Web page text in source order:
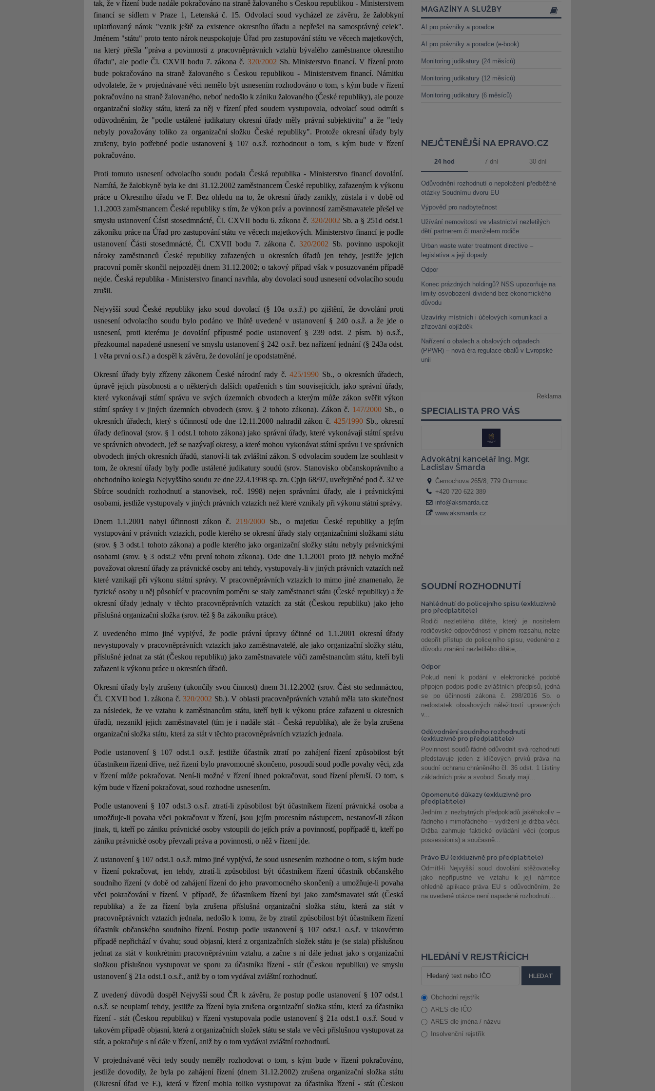
tak, že v řízení bude nadále pokračováno na straně žalovaného s Českou republikou - Ministerstvem
financí se sídlem v Praze 1, Letenská č. 15. Odvolací soud vycházel ze závěru, že žalobkyní
uplatňovaný nárok "vznik ještě za existence okresního úřadu a nepřešel na samosprávný celek".
Jménem "státu" proto tento nárok neuspokojuje Úřad pro zastupování státu ve věcech majetkových,
na který přešla "práva a povinnosti z pracovněprávních vztahů bývalého zaměstnance okresního
úřadu", ale podle Čl. CXVII bodu 7. zákona č. 320/2002 Sb. Ministerstvo financí. V řízení proto
bude pokračováno na straně žalovaného s Českou republikou - Ministerstvem financí. Námitku
odvolatele, že v projednávané věci nemělo být usnesením rozhodováno o tom, s kým bude v řízení
pokračováno na straně žalovaného, neboť nedošlo k zániku žalovaného (České republiky), ale pouze
organizační složky státu, která za něj v řízení před soudem vystupovala, odvolací soud odmítl s
odůvodněním, že "podle ustálené judikatury okresní úřady měly právní subjektivitu" a že "tedy
nebyly považovány toliko za organizační složku České republiky". Protože okresní úřady byly
zrušeny, bylo potřebné podle ustanovení § 107 o.s.ř. rozhodnout o tom, s kým bude v řízení
pokračováno.
Proti tomuto usnesení odvolacího soudu podala Česká republika - Ministerstvo financí dovolání.
Namítá, že žalobkyně byla ke dni 31.12.2002 zaměstnancem České republiky, zařazeným k výkonu
práce u Okresního úřadu ve F. Bez ohledu na to, že okresní úřady zanikly, zůstala i v době od
1.1.2003 zaměstnancem České republiky s tím, že výkon práv a povinností zaměstnavatele přešel ve
smyslu ustanovení Části stosedmnácté, Čl. CXVII bodu 6. zákona č. 320/2002 Sb. a § 251d odst.1
zákoníku práce na Úřad pro zastupování státu ve věcech majetkových. Ministerstvo financí je podle
ustanovení Části stosedmnácté, Čl. CXVII bodu 7. zákona č.320/2002 Sb. povinno uspokojit
nároky zaměstnanců České republiky zařazených u okresních úřadů jen tehdy, jestliže jejich
pracovní poměr skončil nejpozději dnem 31.12.2002; o takový případ však v posuzovaném případě
nejde. Česká republika - Ministerstvo financí navrhla, aby dovolací soud usnesení odvolacího soudu
zrušil.
Nejvyšší soud České republiky jako soud dovolací (§ 10a o.s.ř.) po zjištění, že dovolání proti
usnesení odvolacího soudu bylo podáno ve lhůtě uvedené v ustanovení § 240 o.s.ř. a že jde o
usnesení, proti kterému je dovolání přípustné podle ustanovení § 239 odst. 2 písm. b) o.s.ř.,
přezkoumal napadené usnesení ve smyslu ustanovení § 242 o.s.ř. bez nařízení jednání (§ 243a odst.
1 věta první o.s.ř.) a dospěl k závěru, že dovolání je opodstatněné.
Okresní úřady byly zřízeny zákonem České národní rady č.425/1990 Sb., o okresních úřadech,
úpravě jejich působnosti a o některých dalších opatřeních s tím souvisejících, jako správní úřady,
které vykonávají státní správu ve svých územních obvodech a kterým může zákon svěřit výkon
státní správy i v jiných územních obvodech (srov. § 2 tohoto zákona). Zákon č. 147/2000 Sb., o
okresních úřadech, který s účinností ode dne 12.11.2000 nahradil zákon č.425/1990 Sb., okresní
úřady definoval (srov. § 1 odst.1 tohoto zákona) jako správní úřady, které vykonávají státní správu
ve správních obvodech, jež se nazývají okresy, a které mohou vykonávat státní správu i ve správních
obvodech jiných okresních úřadů, stanoví-li tak zvláštní zákon. S odvolacím soudem lze souhlasit v
tom, že okresní úřady byly podle ustálené judikatury soudů (srov. Stanovisko občanskoprávního a
obchodního kolegia Nejvyššího soudu ze dne 22.4.1998 sp. zn. Cpjn 68/97, uveřejněné pod č. 32 ve
Sbírce soudních rozhodnutí a stanovisek, roč. 1998) nejen správními úřady, ale i právnickými
osobami, jestliže vystupovaly v jiných právních vztazích než které vznikaly při výkonu státní správy.
Dnem 1.1.2001 nabyl účinnosti zákon č. 219/2000Sb., o majetku České republiky a jejím
vystupování v právních vztazích, podle kterého se okresní úřady staly organizačními složkami státu
(srov. § 3 odst.1 tohoto zákona) a podle kterého jako organizační složky státu nebyly právnickými
osobami (srov. § 3 odst.2 větu první tohoto zákona). Ode dne 1.1.2001 proto již nebylo možné
považovat okresní úřady za právnické osoby ani tehdy, vystupovaly-li v jiných právních vztazích než
které vznikají při výkonu státní správy. V pracovněprávních vztazích to mimo jiné znamenalo, že
fyzické osoby u něj působící v pracovním poměru se staly zaměstnanci státu (České republiky) a že
okresní úřady jednaly v těchto pracovněprávních vztazích za stát (Českou republiku) jako jeho
příslušná organizační složka (srov. též § 8a zákoníku práce).
Z uvedeného mimo jiné vyplývá, že podle právní úpravy účinné od 1.1.2001 okresní úřady
nevystupovaly v pracovněprávních vztazích jako zaměstnavatelé, ale jako organizační složky státu,
příslušné jednat za stát (Českou republiku) jako zaměstnavatele vůči zaměstnancům státu, kteří byli
zařazeni k výkonu práce u okresních úřadů.
Okresní úřady byly zrušeny (ukončily svou činnost) dnem 31.12.2002 (srov. Část sto sedmnáctou,
Čl. CXVII bod 1. zákona č.320/2002 Sb.). V oblasti pracovněprávních vztahů měla tato skutečnost
za následek, že ve vztahu k zaměstnancům státu, kteří byli k výkonu práce zařazeni u okresních
úřadů, nezanikl jejich zaměstnavatel (tím je i nadále stát - Česká republika), ale že byla zrušena
organizační složka státu, která za stát v těchto pracovněprávních vztazích jednala.
Podle ustanovení § 107 odst.1 o.s.ř. jestliže účastník ztratí po zahájení řízení způsobilost být
účastníkem řízení dříve, než řízení bylo pravomocně skončeno, posoudí soud podle povahy věci, zda
v řízení může pokračovat. Není-li možné v řízení ihned pokračovat, soud řízení přeruší. O tom, s
kým bude v řízení pokračovat, soud rozhodne usnesením.
Podle ustanovení § 107 odst.3 o.s.ř. ztratí-li způsobilost být účastníkem řízení právnická osoba a
umožňuje-li povaha věci pokračovat v řízení, jsou jejím procesním nástupcem, nestanoví-li zákon
jinak, ti, kteří po zániku právnické osoby vstoupili do jejích práv a povinností, popřípadě ti, kteří po
zániku právnické osoby převzali práva a povinnosti, o něž v řízení jde.
Z ustanovení § 107 odst.1 o.s.ř. mimo jiné vyplývá, že soud usnesením rozhodne o tom, s kým bude
v řízení pokračovat, jen tehdy, ztratí-li způsobilost být účastníkem řízení účastník občanského
soudního řízení (v době od zahájení řízení do jeho pravomocného skončení) a umožňuje-li povaha
věci pokračování v řízení. V případě, že účastníkem řízení byl jako zaměstnavatel stát (Česká
republika) a že za řízení byla zrušena příslušná organizační složka státu, která za stát v
pracovněprávních vztazích jednala, nedošlo k tomu, že by ztratil způsobilost být účastníkem řízení
účastník občanského soudního řízení. Postup podle ustanovení § 107 odst.1 o.s.ř. v takovémto
případě nepřichází v úvahu; soud objasní, která z organizačních složek státu je (se stala) příslušnou
jednat za stát v konkrétním pracovněprávním vztahu, a začne s ní dále jednat jako s organizační
složkou příslušnou vystupovat ve sporu za účastníka řízení - stát (Českou republiku) ve smyslu
ustanovení § 21a odst.1 o.s.ř., aniž by o tom vydával zvláštní rozhodnutí.
Z uvedený důvodů dospěl Nejvyšší soud ČR k závěru, že postup podle ustanovení § 107 odst.1
o.s.ř. se neuplatní tehdy, jestliže za řízení byla zrušena organizační složka státu, která za účastníka
řízení - stát (Českou republiku) v řízení vystupovala podle ustanovení § 21a odst.1 o.s.ř. Soud v
takovém případě objasní, která z organizačních složek státu se stala ve věci příslušnou vystupovat za
stát, a pokračuje s ní dále v řízení, aniž by o tom vydával zvláštní rozhodnutí.
V projednávané věci tedy soudy neměly rozhodovat o tom, s kým bude v řízení pokračováno,
jestliže dovodily, že byla po zahájení řízení (dnem 31.12.2002) zrušena organizační složka státu
(Okresní úřad ve F.), která v řízení mohla toliko vystupovat za účastníka řízení - stát (Českou
MAGAZÍNY A SLUŽBY
AI pro právníky a poradce
AI pro právníky a poradce (e-book)
Monitoring judikatury (24 měsíců)
Monitoring judikatury (12 měsíců)
Monitoring judikatury (6 měsíců)
NEJČTENĚJŠÍ NA EPRAVO.CZ
24 hod 7 dní 30 dní
Odůvodnění rozhodnutí o nepoložení předběžné
otázky Soudnímu dvoru EU
Výpověď pro nadbytečnost
Užívání nemovitosti ve vlastnictví nezletilých
dětí partnerem či manželem rodiče
Urban waste water treatment directive –
legislativa a její dopady
Odpor
Konec prázdných holdingů? NSS upozorňuje na
limity osvobození dividend bez ekonomického
důvodu
Uzavírky místních i účelových komunikací a
zřizování objížděk
Nařízení o obalech a obalových odpadech
(PPWR) – nová éra regulace obalů v Evropské
unii
SOUDNÍ ROZHODNUTÍ
Nahlédnutí do policejního spisu (exkluzivně
pro předplatitele)
Rodiči nezletilého dítěte, který je nositelem
rodičovské odpovědnosti v plném rozsahu, nelze
odepřít přístup do policejního spisu, vedeného z
důvodu zranění nezletilého dítěte,...
Odpor
Pokud není k podání v elektronické podobě
připojen podpis podle zvláštních předpisů, jedná
se po účinnosti zákona č. 298/2016 Sb. o
nedostatek obsahových náležitostí upravených
v...
Odůvodnění soudního rozhodnutí
(exkluzivně pro předplatitele)
Povinnost soudů řádně odůvodnit svá rozhodnutí
představuje jeden z klíčových prvků práva na
soudní ochranu chráněného čl. 36 odst. 1 Listiny
základních práv a svobod. Soudy mají...
Opomenuté důkazy (exkluzivně pro
předplatitele)
Jedním z nezbytných předpokladů jakéhokoliv –
řádného i mimořádného – vydržení je držba věci.
Držba zahrnuje faktické ovládání věci (corpus
possessionis) a současně...
Právo EU (exkluzivně pro předplatitele)
Odmítl-li Nejvyšší soud dovolání stěžovatelky
jako nepřípustné ve vztahu k její námitce
ohledně aplikace práva EU s odůvodněním, že
na uvedené otázce není napadené rozhodnutí...
HLEDÁNÍ V REJSTŘÍCÍCH
Obchodní rejstřík
ARES dle IČO
ARES dle jména / názvu
Insolvenční rejstřík